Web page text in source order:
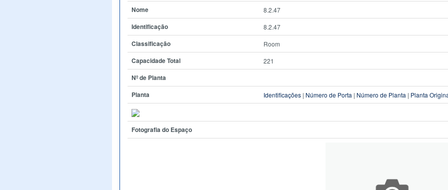
Nome
8.2.47
Identificação 8.2.47
Classificação Room
Capacidade Total 221
Nº de Planta
Planta
Identificações | Número de Porta | Número de Planta | Planta
Fotografia do Espaço